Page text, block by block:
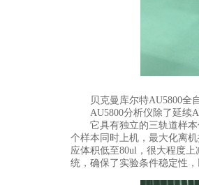
贝克曼库尔特AU5800全
AU5800分析仪除了延续
它具有独立的三轨道样本
个样本同时上机，最大化离
应体积低至80ul，很大程度
统，确保了实验条件稳定性